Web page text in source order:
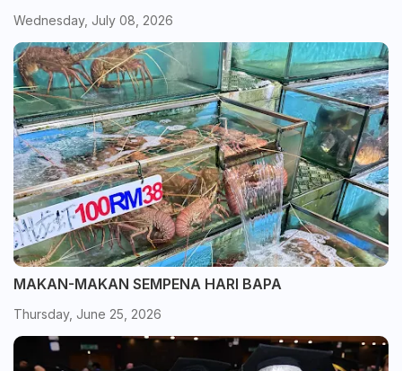
Wednesday, July 08, 2026
MAKAN-MAKAN SEMPENA HARI BAPA
Thursday, June 25, 2026